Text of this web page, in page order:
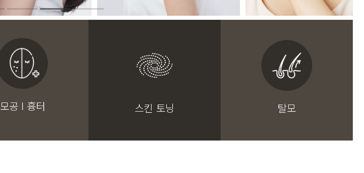
모공 I 흉터 스킨 토닝 탈모